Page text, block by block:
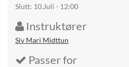
LÆRLINGER
DYREFAGARBEIDER
SØKSHUNDSERTIFIKAT
Slutt: 10.Juli - 12:00
Instruktører
Siv Mari Midttun
Passer for